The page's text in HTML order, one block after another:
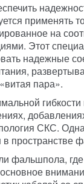
применять
на
Этот
надежные
пара».
СКС.
в пространстве
фальшпола,